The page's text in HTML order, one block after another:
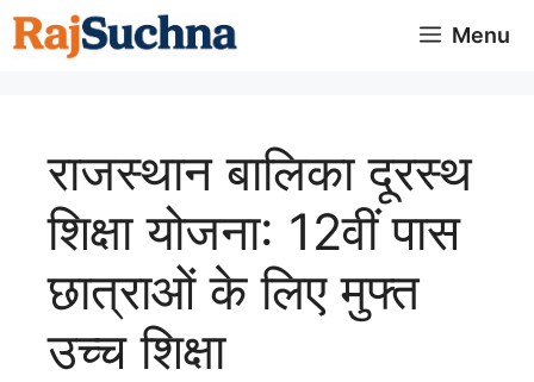
Skip
to
Menu
राजस्थान बालिका दूरस्थ
शिक्षा योजना: 12वीं पास
छात्राओं के लिए मुफ्त
उच्च शिक्षा